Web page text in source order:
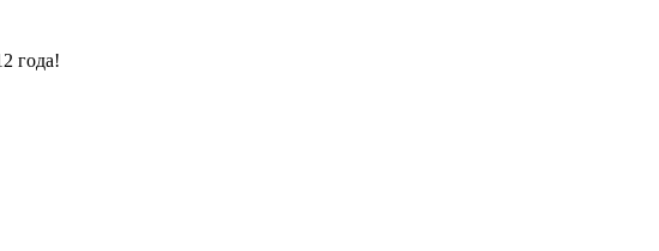
года!